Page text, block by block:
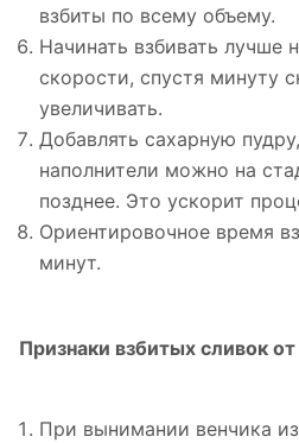
взбиты по всему объему.
Начинать взбивать лучше
скорости, спустя минуту
увеличивать.
Добавлять сахарную
наполнители можно на
позднее. Это ускорит
Ориентировочное время
минут.
Признаки взбитых сливок
При вынимании венчика